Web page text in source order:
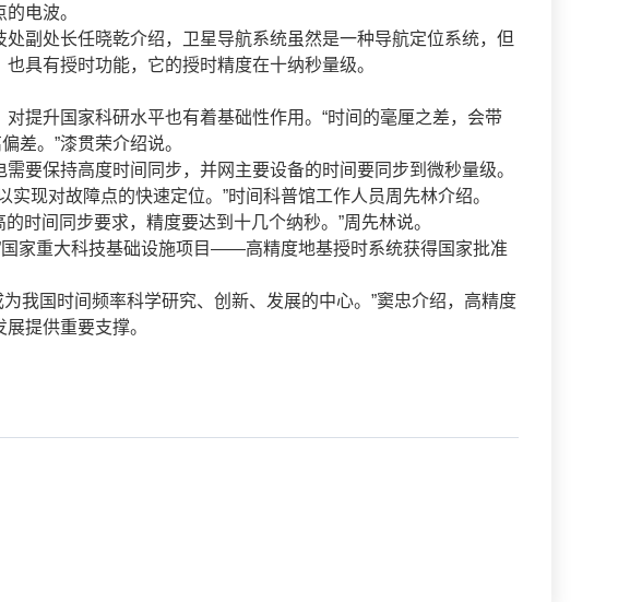
电波。
处长任晓乾介绍，卫星导航系统虽然是一种导航定位系统，但
具有授时功能，它的授时精度在十纳秒量级。
升国家科研水平也有着基础性作用。“时间的毫厘之差，会带
差。”漆贯荣介绍说。
保持高度时间同步，并网主要设备的时间要同步到微秒量级。
现对故障点的快速定位。”时间科普馆工作人员周先林介绍。
间同步要求，精度要达到十几个纳秒。”周先林说。
家重大科技基础设施项目——高精度地基授时系统获得国家批准
国时间频率科学研究、创新、发展的中心。”窦忠介绍，高精度
提供重要支撑。